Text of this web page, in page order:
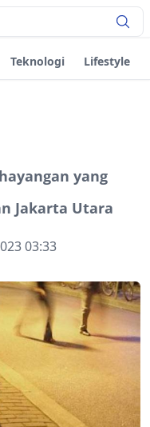
Teknologi Lifestyle
yang
Jakarta Utara
03:33